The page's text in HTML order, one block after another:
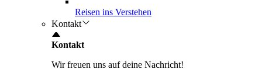
Reisen ins Verstehen
Kontakt
Kontakt
Wir freuen uns auf deine Nachricht!